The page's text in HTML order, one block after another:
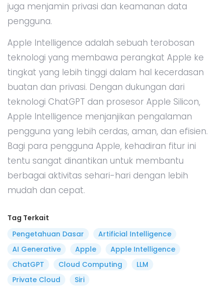
juga menjamin privasi dan keamanan data
pengguna.
Apple Intelligence adalah sebuah terobosan
teknologi yang membawa perangkat Apple ke
tingkat yang lebih tinggi dalam hal kecerdasan
buatan dan privasi. Dengan dukungan dari
teknologi ChatGPT dan prosesor Apple Silicon,
Apple Intelligence menjanjikan pengalaman
pengguna yang lebih cerdas, aman, dan efisien.
Bagi para pengguna Apple, kehadiran fitur ini
tentu sangat dinantikan untuk membantu
berbagai aktivitas sehari-hari dengan lebih
mudah dan cepat.
Tag Terkait
Pengetahuan Dasar
Artificial Intelligence
AI Generative
Apple
Apple Intelligence
ChatGPT
Cloud Computing
LLM
Private Cloud
Siri